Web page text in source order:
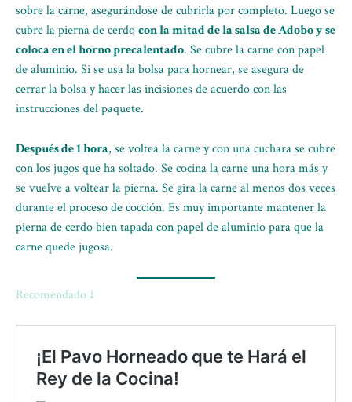
sobre la carne, asegurándose de cubrirla por completo. Luego se
cubre la pierna de cerdocon la mitad de la salsa de Adobo y se
coloca en el horno precalentado. Se cubre la carne con papel
de aluminio. Si se usa la bolsa para hornear, se asegura de
cerrar la bolsa y hacer las incisiones de acuerdo con las
instrucciones del paquete.
Después de 1 hora, se voltea la carne y con una cuchara se cubre
con los jugos que ha soltado. Se cocina la carne una hora más y
se vuelve a voltear la pierna. Se gira la carne al menos dos veces
durante el proceso de cocción. Es muy importante mantener la
pierna de cerdo bien tapada con papel de aluminio para que la
carne quede jugosa.
Recomendado ↓